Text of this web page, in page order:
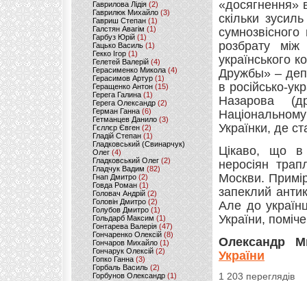
Гаврилова Лідія (2)
Гаврилюк Михайло (3)
Гавриш Степан (1)
Галстян Авагім (1)
Гарбуз Юрій (1)
Гацько Василь (1)
Гекко Ігор(1)
Гелетей Валерій (4)
Герасименко Микола (4)
Герасимов Артур (1)
Геращенко Антон(15)
Герега Галина (1)
Герега Олександр (2)
Герман Ганна (6)
Гетманцев Данило (3)
Гєллєр Євген (2)
Гладій Степан(1)
Гладковський (Свинарчук)
Олег (4)
Гладковський Олег (2)
Гладчук Вадим (82)
Гнап Дмитро (2)
Говда Роман(1)
Головач Андрій (2)
Головін Дмитро (2)
Голубов Дмитро (1)
Гольдарб Максим(1)
Гонтарева Валерія (47)
Гончаренко Олексій(8)
Гончаров Михайло (1)
Гончарук Олексій (2)
Гопко Ганна (3)
Горбаль Василь (2)
Горбунов Олександр (1)
«досягнення»
скільки
розбрату
українського
Дружбы» –
в російсько-
Назарова
Українки, де
Цікаво, що в
неросіян
Москви.
запеклий
Але до
України,
Олександр
України
1 203 переглядів